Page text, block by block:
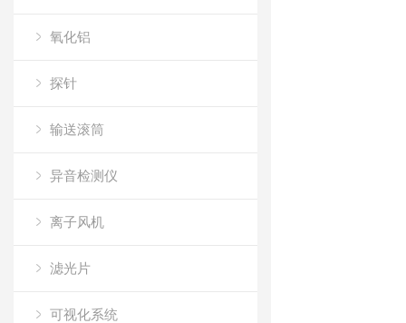
氧化铝
探针
输送滚筒
异音检测仪
离子风机
滤光片
可视化系统